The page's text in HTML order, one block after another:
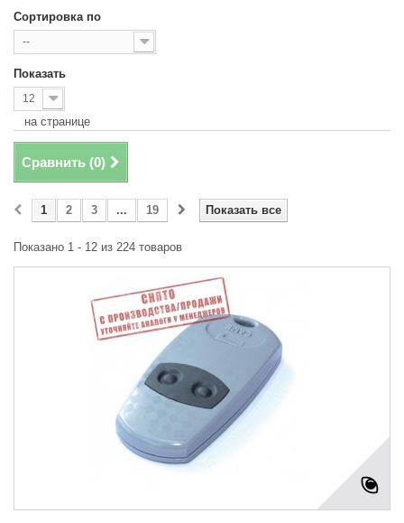
Сортировка по
--
Показать
12
на странице
Сравнить (0)
Показать все
1 2 3 ... 19
Показано 1 - 12 из 224 товаров
Способ доставки*
Самовывоз
Время доставки: стоимость доставки по тарифам СДЭК
оплачивается при получении
Адрес если нужен
Способ оплаты
Отправить